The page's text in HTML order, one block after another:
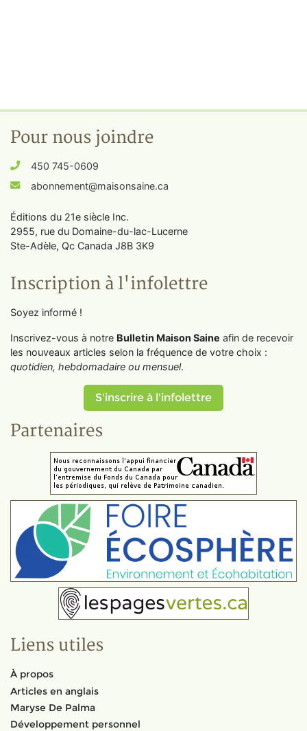
Pour nous joindre
450 745-0609
abonnement@maisonsaine.ca
Éditions du 21e siècle Inc.
2955, rue du Domaine-du-lac-Lucerne
Ste-Adèle, Qc Canada J8B 3K9
Inscription à l'infolettre
Soyez informé !
Inscrivez-vous à notre Bulletin Maison Saine afin de recevoir
les nouveaux articles selon la fréquence de votre choix :
quotidien, hebdomadaire ou mensuel.
S'inscrire à l'infolettre
Partenaires
Liens utiles
À propos
Articles en anglais
Maryse De Palma
Développement personnel